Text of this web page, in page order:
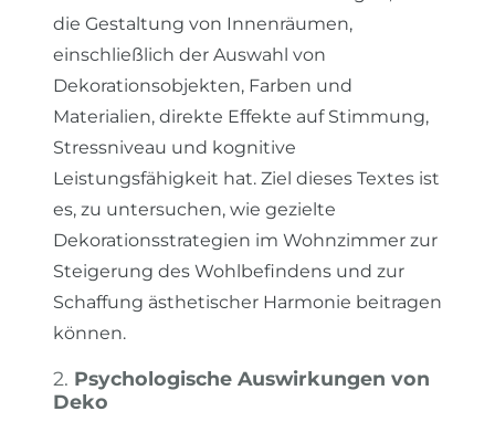
die Gestaltung von Innenräumen,
einschließlich der Auswahl von
Dekorationsobjekten, Farben und
Materialien, direkte Effekte auf Stimmung,
Stressniveau und kognitive
Leistungsfähigkeit hat. Ziel dieses Textes ist
es, zu untersuchen, wie gezielte
Dekorationsstrategien im Wohnzimmer zur
Steigerung des Wohlbefindens und zur
Schaffung ästhetischer Harmonie beitragen
können.
2. Psychologische Auswirkungen von
Deko